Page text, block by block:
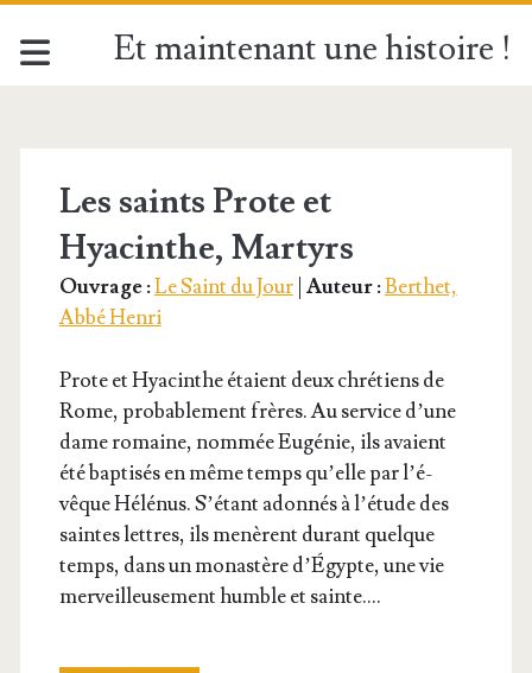
Et maintenant une histoire !
<span>Saint
Prote</span>
Les saints Prote et
Hyacinthe, Martyrs
Ouvrage :Le Saint du Jour| Auteur :Berthet,
Abbé Henri
Prote et Hya­cinthe étaient deux chré­tiens de
Rome, pro­ba­ble­ment frères. Au ser­vice d’une
dame romaine, nom­mée Eugé­nie, ils avaient
été bap­ti­sés en même temps qu’elle par l’é­
vêque Hélé­nus. S’é­tant adon­nés à l’é­tude des
saintes lettres, ils menèrent durant quelque
temps, dans un monas­tère d’É­gypte, une vie
mer­veilleu­se­ment humble et sainte.…